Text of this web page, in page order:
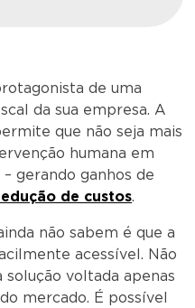
de uma
da sua empresa. A
que não seja mais
humana em
gerando ganhos de
de custos.
não sabem é que a
acessível. Não
voltada apenas
mercado. É possível